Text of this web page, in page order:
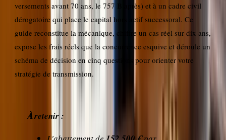
versements avant 70 ans, le 757 B après) et à un cadre civil
dérogatoire qui place le capital hors actif successoral. Ce
guide reconstitue la mécanique, chiffre un cas réel sur dix ans,
expose les frais réels que la concurrence esquive et déroule un
schéma de décision en cinq questions pour orienter votre
stratégie de transmission.
À retenir :